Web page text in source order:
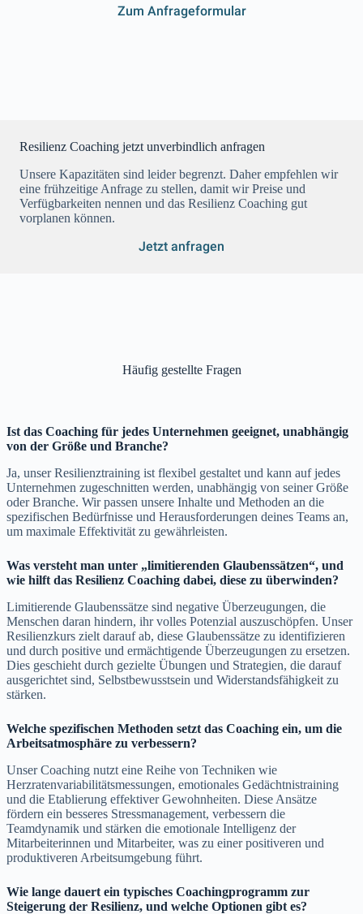
Zum Anfrageformular
Resilienz Coaching jetzt unverbindlich anfragen
Unsere Kapazitäten sind leider begrenzt. Daher empfehlen wir
eine frühzeitige Anfrage zu stellen, damit wir Preise und
Verfügbarkeiten nennen und das Resilienz Coaching gut
vorplanen können.
Jetzt anfragen
Häufig gestellte Fragen
Ist das Coaching für jedes Unternehmen geeignet, unabhängig
von der Größe und Branche?
Ja, unser Resilienztraining ist flexibel gestaltet und kann auf jedes
Unternehmen zugeschnitten werden, unabhängig von seiner Größe
oder Branche. Wir passen unsere Inhalte und Methoden an die
spezifischen Bedürfnisse und Herausforderungen deines Teams an,
um maximale Effektivität zu gewährleisten.
Was versteht man unter „limitierenden Glaubenssätzen“, und
wie hilft das Resilienz Coaching dabei, diese zu überwinden?
Limitierende Glaubenssätze sind negative Überzeugungen, die
Menschen daran hindern, ihr volles Potenzial auszuschöpfen. Unser
Resilienzkurs zielt darauf ab, diese Glaubenssätze zu identifizieren
und durch positive und ermächtigende Überzeugungen zu ersetzen.
Dies geschieht durch gezielte Übungen und Strategien, die darauf
ausgerichtet sind, Selbstbewusstsein und Widerstandsfähigkeit zu
stärken.
Welche spezifischen Methoden setzt das Coaching ein, um die
Arbeitsatmosphäre zu verbessern?
Unser Coaching nutzt eine Reihe von Techniken wie
Herzratenvariabilitätsmessungen, emotionales Gedächtnistraining
und die Etablierung effektiver Gewohnheiten. Diese Ansätze
fördern ein besseres Stressmanagement, verbessern die
Teamdynamik und stärken die emotionale Intelligenz der
Mitarbeiterinnen und Mitarbeiter, was zu einer positiveren und
produktiveren Arbeitsumgebung führt.
Wie lange dauert ein typisches Coachingprogramm zur
Steigerung der Resilienz, und welche Optionen gibt es?